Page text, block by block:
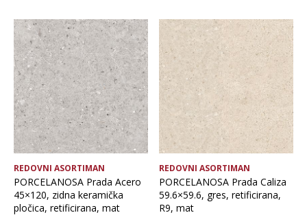
Vrsta asortimana
Vrsta obrade pločice
REDOVNI ASORTIMAN
PORCELANOSA Prada Acero
45×120, zidna keramička
pločica, retificirana, mat
REDOVNI ASORTIMAN
PORCELANOSA Prada Caliza
59.6×59.6, gres, retificirana,
R9, mat